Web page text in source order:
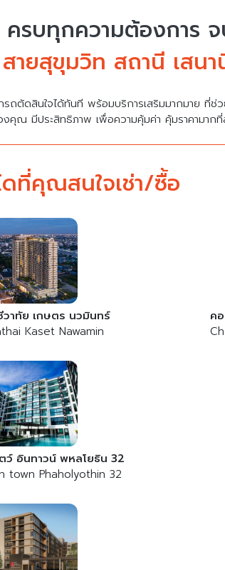
ครบทุกความต้องการ
ายสุขุมวิท สถานี เสน
ตัดสินใจได้ทันที พร้อมบริการเสริมมากมาย ที่ช่
งคุณ มีประสิทธิภาพ เพื่อความคุ้มค่า คุ้มราคามาก
ที่คุณสนใจเช่า/ซื้อ
วาทัย เกษตร นวมินทร์
Kaset Nawamin
ค
ว์ อินทาวน์ พหลโยธิน 32
town Phaholyothin 32